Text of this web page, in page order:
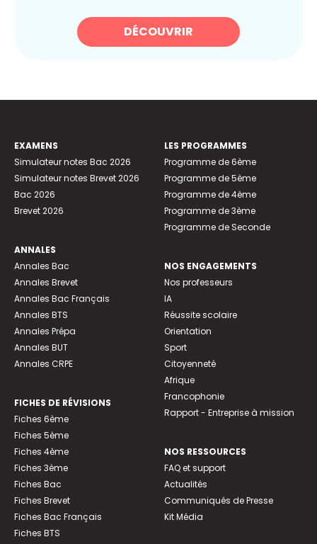
DÉCOUVRIR
EXAMENS
Simulateur notes Bac 2026
Simulateur notes Brevet 2026
Bac 2026
Brevet 2026
ANNALES
Annales Bac
Annales Brevet
Annales Bac Français
Annales BTS
Annales Prépa
Annales BUT
Annales CRPE
FICHES DE RÉVISIONS
Fiches 6ème
Fiches 5ème
Fiches 4ème
Fiches 3ème
Fiches Bac
Fiches Brevet
Fiches Bac Français
Fiches BTS
LES PROGRAMMES
Programme de 6ème
Programme de 5ème
Programme de 4ème
Programme de 3ème
Programme de Seconde
NOS ENGAGEMENTS
Nos professeurs
IA
Réussite scolaire
Orientation
Sport
Citoyenneté
Afrique
Francophonie
Rapport - Entreprise à mission
NOS RESSOURCES
FAQ et support
Actualités
Communiqués de Presse
Kit Média